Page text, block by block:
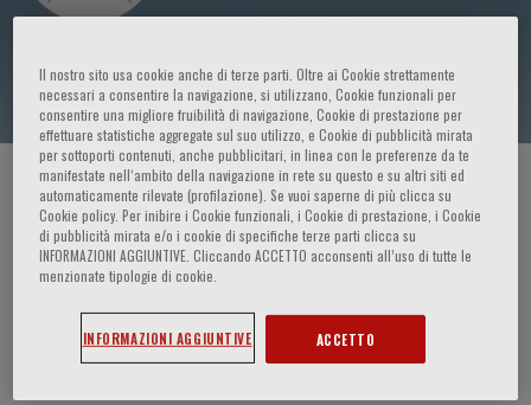
Kwong Fah Koh
HOME PAGE / CURSOS Y EVENTOS / ORADOR
Kwong Fah Koh
Il nostro sito usa cookie anche di terze parti. Oltre ai Cookie strettamente
necessari a consentire la navigazione, si utilizzano, Cookie funzionali per
consentire una migliore fruibilità di navigazione, Cookie di prestazione per
effettuare statistiche aggregate sul suo utilizzo, e Cookie di pubblicità mirata
per sottoporti contenuti, anche pubblicitari, in linea con le preferenze da te
manifestate nell‘ambito della navigazione in rete su questo e su altri siti ed
automaticamente rilevate (profilazione). Se vuoi saperne di più clicca su
Cookie policy. Per inibire i Cookie funzionali, i Cookie di prestazione, i Cookie
di pubblicità mirata e/o i cookie di specifiche terze parti clicca su
INFORMAZIONI AGGIUNTIVE. Cliccando ACCETTO acconsenti all’uso di tutte le
menzionate tipologie di cookie.
INFORMAZIONI AGGIUNTIVE ACCETTO